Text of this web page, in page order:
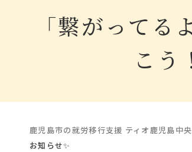
「繋がって
こう
鹿児島市の就労移行支援 ティオ鹿児島中央
お知らせ✨